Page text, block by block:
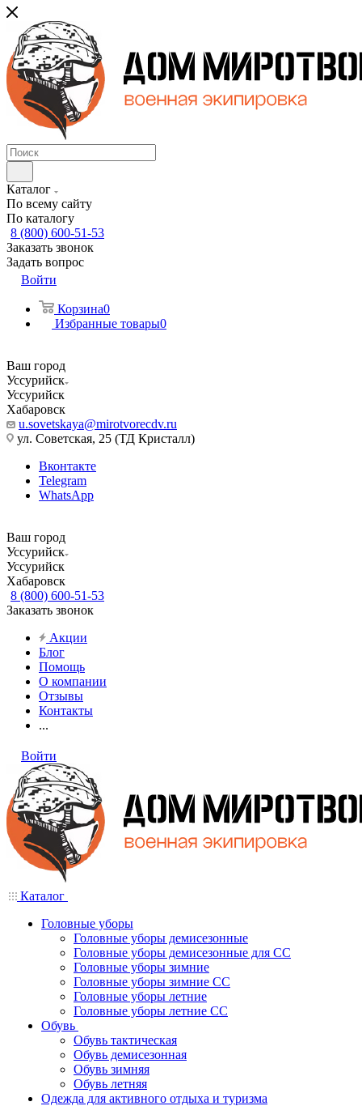
Каталог
По всему сайту
По каталогу
8 (800) 600-51-53
Заказать звонок
Задать вопрос
Войти
Корзина0
Избранные товары0
Ваш город
Уссурийск
Уссурийск
Хабаровск
u.sovetskaya@mirotvorecdv.ru
ул. Советская, 25 (ТД Кристалл)
Вконтакте
Telegram
WhatsApp
Ваш город
Уссурийск
Уссурийск
Хабаровск
8 (800) 600-51-53
Заказать звонок
Акции
Блог
Помощь
О компании
Отзывы
Контакты
...
Войти
Каталог
Головные уборы
Головные уборы демисезонные
Головные уборы демисезонные для СС
Головные уборы зимние
Головные уборы зимние СС
Головные уборы летние
Головные уборы летние СС
Обувь
Обувь тактическая
Обувь демисезонная
Обувь зимняя
Обувь летняя
Одежда для активного отдыха и туризма